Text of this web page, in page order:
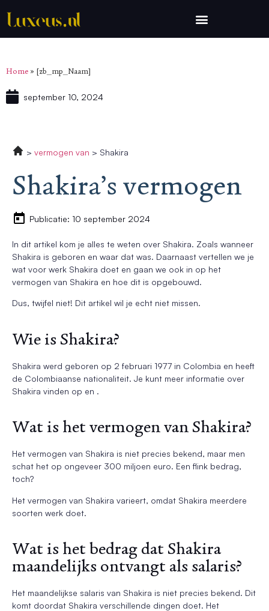
Home » [zb_mp_Naam]
september 10, 2024
vermogen van Shakira
Shakira’s vermogen
Publicatie: 10 september 2024
In dit artikel kom je alles te weten over Shakira. Zoals wanneer
Shakira is geboren en waar dat was. Daarnaast vertellen we je
wat voor werk Shakira doet en gaan we ook in op het
vermogen van Shakira en hoe dit is opgebouwd.
Dus, twijfel niet! Dit artikel wil je echt niet missen.
Wie is Shakira?
Shakira werd geboren op 2 februari 1977 in Colombia en heeft
de Colombiaanse nationaliteit. Je kunt meer informatie over
Shakira vinden op en .
Wat is het vermogen van Shakira?
Het vermogen van Shakira is niet precies bekend, maar men
schat het op ongeveer 300 miljoen euro. Een flink bedrag,
toch?
Het vermogen van Shakira varieert, omdat Shakira meerdere
soorten werk doet.
Wat is het bedrag dat Shakira
maandelijks ontvangt als salaris?
Het maandelijkse salaris van Shakira is niet precies bekend. Dit
komt doordat Shakira verschillende dingen doet. Het